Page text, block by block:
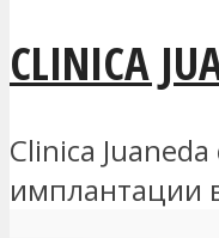
CLINICA
Clinica
имплантации